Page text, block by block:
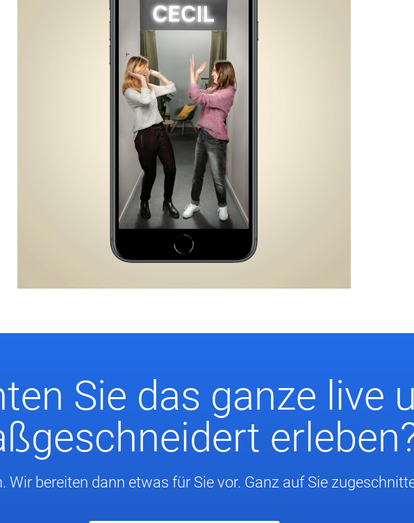
Sie das ganze live
Wir bereiten dann etwas für Sie vor. Ganz auf Sie